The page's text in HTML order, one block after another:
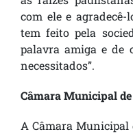
com ele e
tem feito pela
palavra amiga e de
necessitados”.
Câmara Municipal
A Câmara Municipal